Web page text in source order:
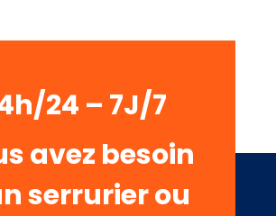
24 – 7J/7
avez besoin
serrurier ou